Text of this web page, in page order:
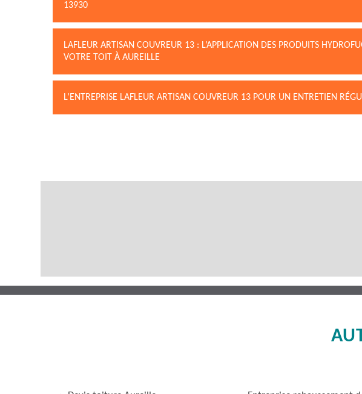
13930
LAFLEUR ARTISAN COUVREUR 13 : L’APPLICATION DES PRODUITS
VOTRE TOIT À AUREILLE
L’ENTREPRISE LAFLEUR ARTISAN COUVREUR 13 POUR UN ENTRETIEN